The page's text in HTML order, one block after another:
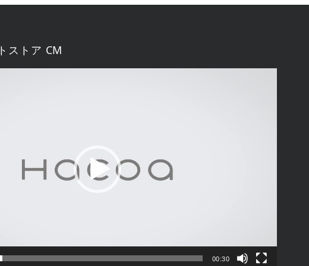
ストア CM
00:30